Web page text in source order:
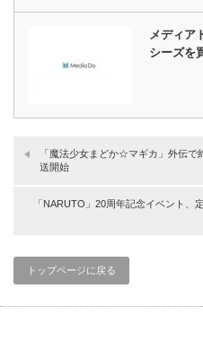
メディア
シーズを
「魔法少女まどか☆マギカ」外伝で
送開始
「NARUTO」20周年記念イベント、
トップページに戻る